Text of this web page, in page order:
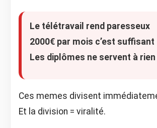
Le télétravail rend paresseux
2000€ par mois c’est suffisant
Les diplômes ne servent à rien
Ces memes divisent
Et la division = viralité.